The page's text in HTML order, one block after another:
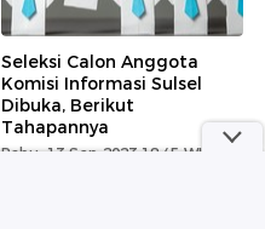
Seleksi Calon Anggota
Komisi Informasi Sulsel
Dibuka, Berikut
Tahapannya
Rabu, 13 Sep 2023 18:45 WIB